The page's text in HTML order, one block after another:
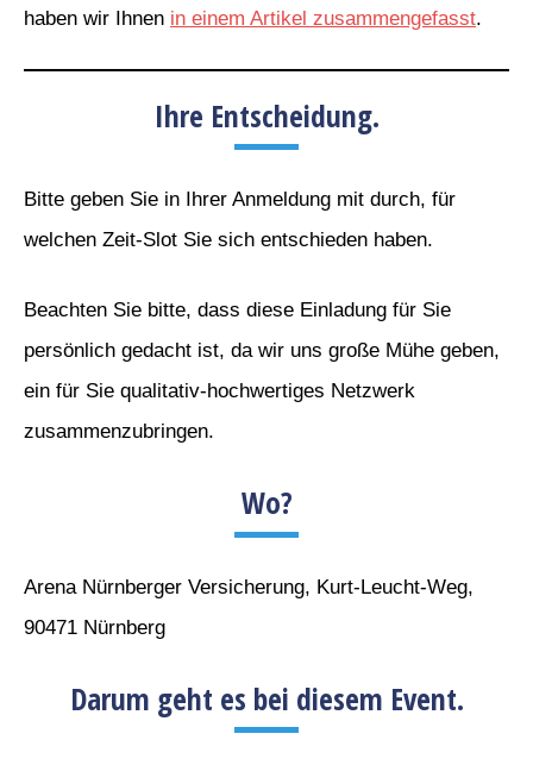
haben wir Ihnen in einem Artikel zusammengefasst.
Ihre Entscheidung.
Bitte geben Sie in Ihrer Anmeldung mit durch, für
welchen Zeit-Slot Sie sich entschieden haben.
Beachten Sie bitte, dass diese Einladung für Sie
persönlich gedacht ist, da wir uns große Mühe geben,
ein für Sie qualitativ-hochwertiges Netzwerk
zusammenzubringen.
Wo?
Arena Nürnberger Versicherung, Kurt-Leucht-Weg,
90471 Nürnberg
Darum geht es bei diesem Event.